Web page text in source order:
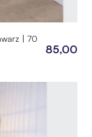
| 70
85,00